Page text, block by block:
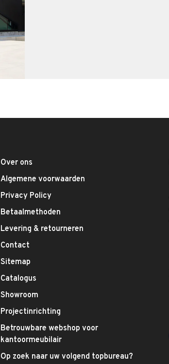
Over ons
Algemene voorwaarden
Privacy Policy
Betaalmethoden
Levering & retourneren
Contact
Sitemap
Catalogus
Showroom
Projectinrichting
Betrouwbare webshop voor
kantoormeubilair
Op zoek naar uw volgend topbureau?